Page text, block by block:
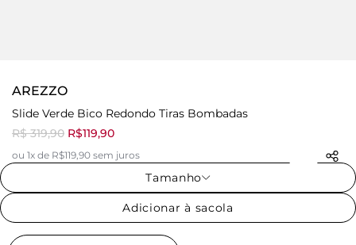
AREZZO
Slide Verde Bico Redondo Tiras Bombadas
R$ 319,90 R$119,90
ou 1x de R$119,90 sem juros
Tamanho
Adicionar à sacola